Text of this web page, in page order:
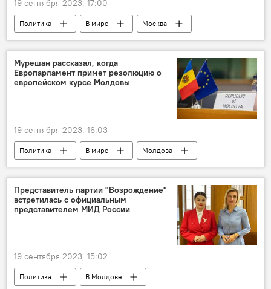
19 сентября 2023, 17:00
Политика В мире
Москва
Нагорный Карабах
Дмитрий Песков
Мурешан рассказал, когда
Европарламент примет резолюцию о
европейском курсе Молдовы
19 сентября 2023, 16:03
Политика В мире
Молдова
Европейский союз
Представитель партии "Возрождение"
встретилась с официальным
представителем МИД России
19 сентября 2023, 15:02
Политика
В Молдове